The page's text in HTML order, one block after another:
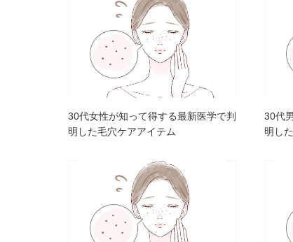
30代女性が知って得する最新医学で判
明した毛穴ケアアイテム
30代
明し